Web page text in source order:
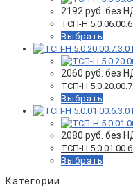
2192руб. без
ТСП-Н
Выбрать
2060 руб. без
ТСП-Н
Выбрать
2080 руб. без
ТСП-Н
Выбрать
Категории